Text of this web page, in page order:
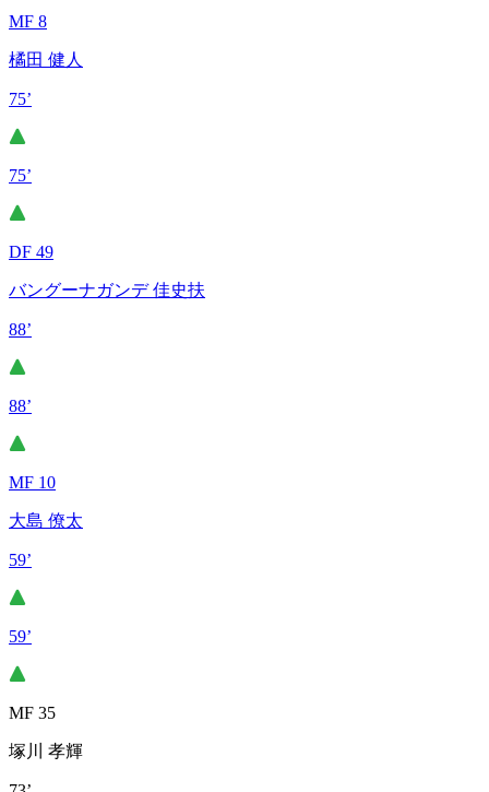
MF 8
橘田 健人
75’
75’
DF 49
バングーナガンデ 佳史扶
88’
88’
MF 10
大島 僚太
59’
59’
MF 35
塚川 孝輝